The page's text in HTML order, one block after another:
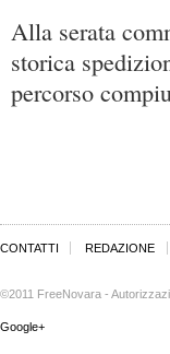
Alla serata
storica
percorso
CONTATTI REDAZIONE
©2011 FreeNovara -
Google+